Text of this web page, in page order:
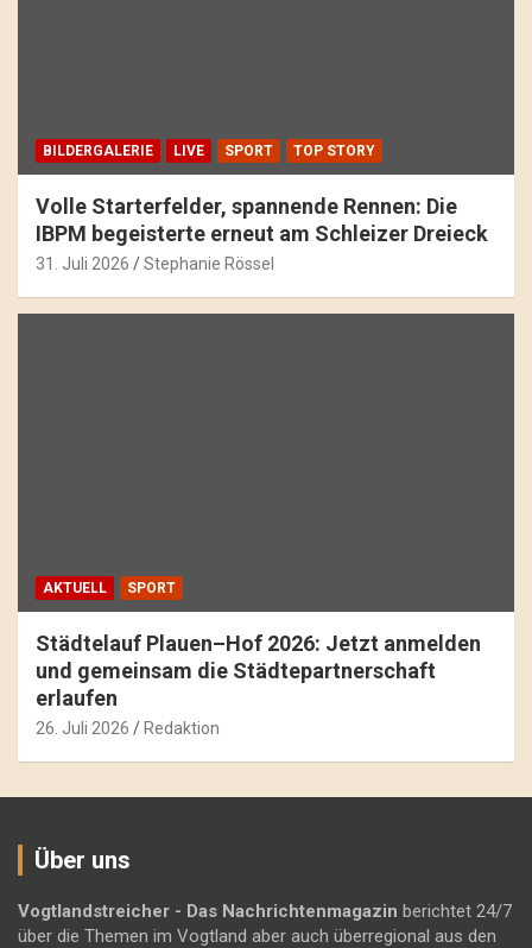
BILDERGALERIE LIVE SPORT TOP STORY
Volle Starterfelder, spannende Rennen: Die
IBPM begeisterte erneut am Schleizer Dreieck
31. Juli 2026 Stephanie Rössel
AKTUELL SPORT
Städtelauf Plauen–Hof 2026: Jetzt anmelden
und gemeinsam die Städtepartnerschaft
erlaufen
26. Juli 2026 Redaktion
Über uns
Vogtlandstreicher - Das Nachrichtenmagazin berichtet 24/7
über die Themen im Vogtland aber auch überregional aus den